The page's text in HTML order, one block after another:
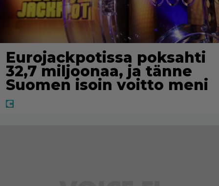
Eurojackpotissa poksahti
32,7 miljoonaa, ja tänne
Suomen isoin voitto meni